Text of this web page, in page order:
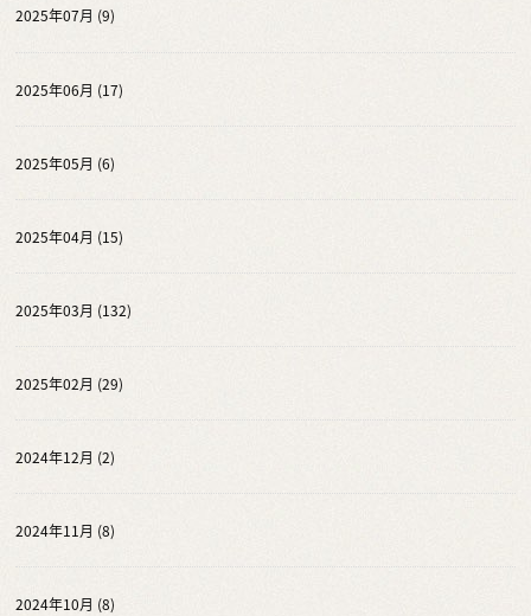
2025年07月 (9)
2025年06月 (17)
2025年05月 (6)
2025年04月 (15)
2025年03月 (132)
2025年02月 (29)
2024年12月 (2)
2024年11月 (8)
2024年10月 (8)